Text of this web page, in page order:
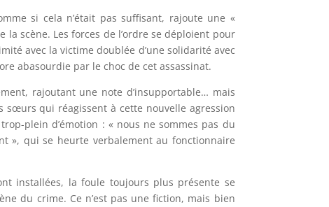
si cela n’était pas suffisant, rajoute une «
scène. Les forces de l’ordre se déploient pour
avec la victime doublée d’une solidarité avec
abasourdie par le choc de cet assassinat.
rajoutant une note d’insupportable… mais
qui réagissent à cette nouvelle agression
plein d’émotion : « nous ne sommes pas du
», qui se heurte verbalement au fonctionnaire
installées, la foule toujours plus présente se
du crime. Ce n’est pas une fiction, mais bien